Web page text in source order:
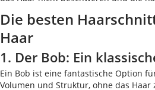
Die besten
Haar
1. Der Bob: Ein
Ein Bob ist eine fantastische Option
Volumen und Struktur, ohne das Haar